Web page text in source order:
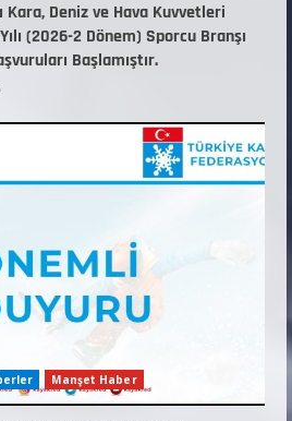
Kara, Deniz ve Hava Kuvvetleri
(2026-2 Dönem) Sporcu Branşı
Başlamıştır.
Manşet Haber